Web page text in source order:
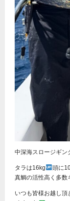
中深海スロージギン
タラは16kg
頭に
真鯛の活性高く多数
いつも皆様お越し